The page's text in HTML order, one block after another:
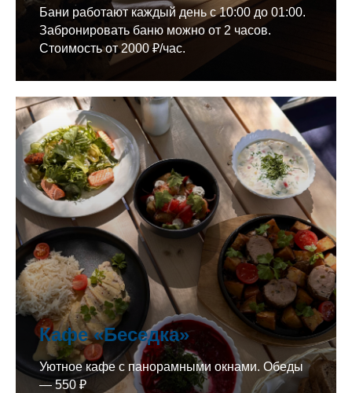
Бани работают каждый день с 10:00 до 01:00.
Забронировать баню можно от 2 часов.
Стоимость от 2000 ₽/час.
Кафе «Беседка»
Уютное кафе с панорамными окнами. Обеды
— 550 ₽